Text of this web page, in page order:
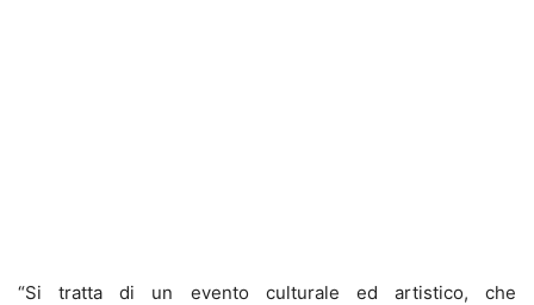
“Si tratta di un evento culturale ed artistico, che